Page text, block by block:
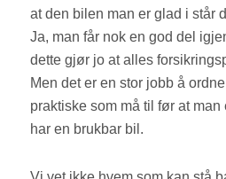
at den bilen man er glad i står
Ja, man får nok en god del
dette gjør jo at alles
Men det er en stor jobb å
praktiske som må til før at
har en brukbar bil.